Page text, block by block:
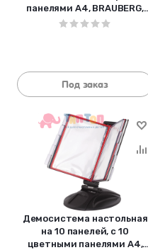
панелями А4, BRAUBERG,
235339
Под заказ
Демосистема настольная
на 10 панелей, с 10
цветными панелями А4,